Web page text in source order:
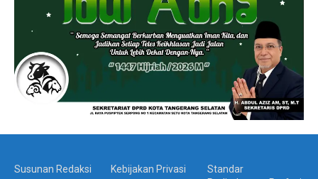
Susunan Redaksi Kebijakan Privasi
Standar